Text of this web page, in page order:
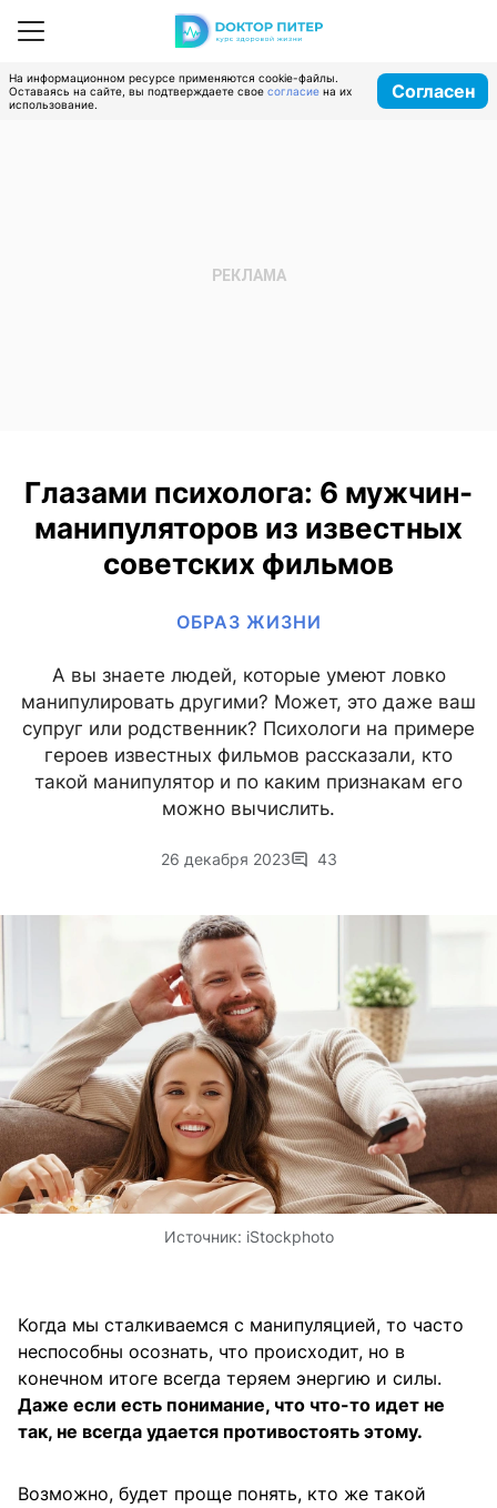
На информационном ресурсе применяются cookie-файлы.
Оставаясь на сайте, вы подтверждаете свое согласие на их
использование.
Согласен
Глазами психолога: 6 мужчин-
манипуляторов из известных
советских фильмов
ОБРАЗ ЖИЗНИ
А вы знаете людей, которые умеют ловко
манипулировать другими? Может, это даже ваш
супруг или родственник? Психологи на примере
героев известных фильмов рассказали, кто
такой манипулятор и по каким признакам его
можно вычислить.
26 декабря 2023 43
Источник: iStockphoto
Когда мы сталкиваемся с манипуляцией, то часто
неспособны осознать, что происходит, но в
конечном итоге всегда теряем энергию и силы.
Даже если есть понимание, что что-то идет не
так, не всегда удается противостоять этому.
Возможно, будет проще понять, кто же такой